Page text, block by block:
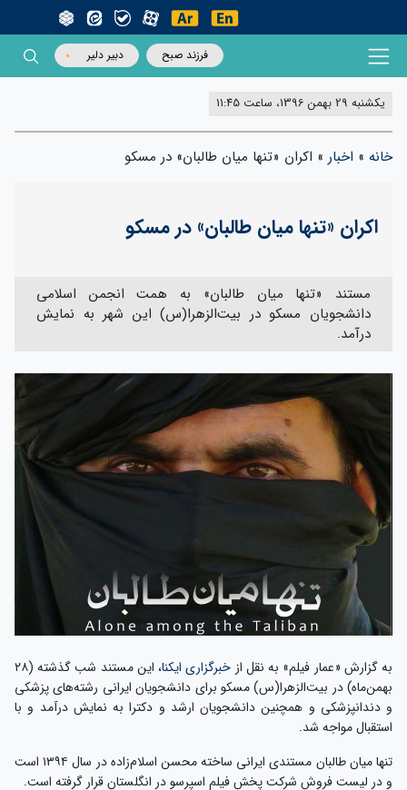
فرزند صبح دبیر دلیر
یکشنبه 29 بهمن 1396، ساعت 11:45
خانه » اخبار » اکران «تنها میان طالبان» در مسکو
اکران «تنها میان طالبان» در مسکو
مستند «تنها میان طالبان» به همت انجمن اسلامی
دانشجویان مسکو در بیت‌الزهرا(س) این شهر به نمایش
درآمد.
به گزارش «عمار فیلم» به نقل از خبرگزاری ایکنا
، این مستند شب گذشته (۲۸
بهمن‌ماه) در بیت‌الزهرا(س) مسکو برای دانشجویان ایرانی رشته‌های پزشکی
و دندانپزشکی و همچنین دانشجویان ارشد و دکترا به نمایش درآمد و با
استقبال مواجه شد.
تنها میان طالبان مستندی ایرانی ساخته محسن اسلام‌زاده در سال ۱۳۹۴ است
و در لیست فروش شرکت پخش فیلم اسپرسو در انگلستان قرار گرفته‌ است.